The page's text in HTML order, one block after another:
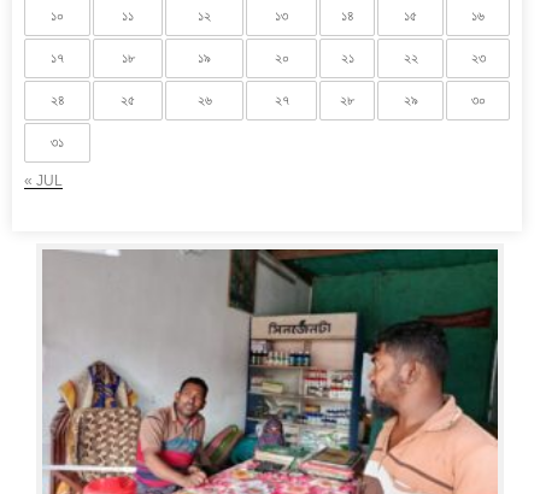
« JUL
১০ ১১ ১২ ১৩ ১৪ ১৫ ১৬
১৭ ১৮ ১৯ ২০ ২১ ২২ ২৩
২৪ ২৫ ২৬ ২৭ ২৮ ২৯ ৩০
৩১